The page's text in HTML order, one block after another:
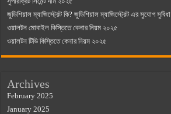
জুডিশিয়াল ম্যাজিস্ট্রেট কি? জুডিশিয়াল ম্যাজিস্ট্রেট এর সুযোগ সুবিধা
ওয়ালটন মোবাইল কিস্তিতে কেনার নিয়ম ২০২৫
ওয়ালটন টিভি কিস্তিতে কেনার নিয়ম ২০২৫
Archives
February 2025
January 2025